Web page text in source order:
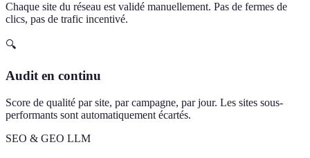
Chaque site du réseau est validé manuellement. Pas de fermes de
clics, pas de trafic incentivé.
🔍
Audit en continu
Score de qualité par site, par campagne, par jour. Les sites sous-
performants sont automatiquement écartés.
SEO & GEO LLM